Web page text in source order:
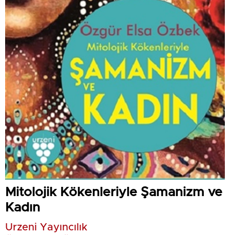
Mitolojik Kökenleriyle Şamanizm ve
Kadın
Urzeni Yayıncılık